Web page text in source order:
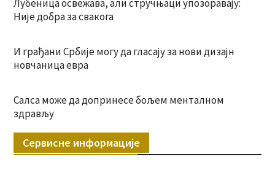
Лубеница освежава, али стручњаци упозоравају:
Није добра за свакога
И грађани Србије могу да гласају за нови дизајн
новчаница евра
Салса може да допринесе бољем менталном
здрављу
Сервисне информације